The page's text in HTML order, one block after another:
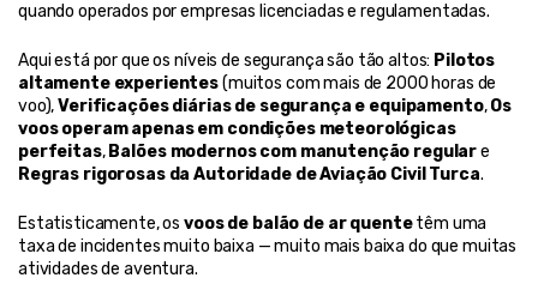
quando operados por empresas licenciadas e regulamentadas.
Aqui está por que os níveis de segurança são tão altos: Pilotos
altamente experientes (muitos com mais de 2000 horas de
voo), Verificações diárias de segurança e equipamento, Os
voos operam apenas em condições meteorológicas
perfeitas, Balões modernos com manutenção regular
Regras rigorosas da Autoridade de Aviação Civil Turca.
Estatisticamente, os voos de balão de ar quente têm uma
taxa de incidentes muito baixa — muito mais baixa do que muitas
atividades de aventura.